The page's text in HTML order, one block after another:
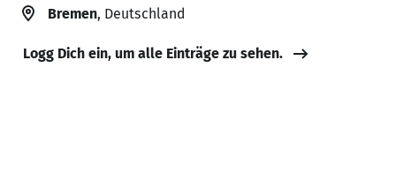
Bremen, Deutschland
Logg Dich ein, um alle Einträge zu sehen.